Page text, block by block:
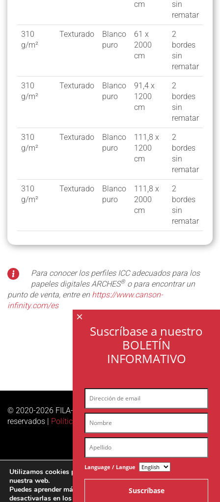
cm
sin
rematar
310
g/m²
Texturado
Blanco
puro
61 x
2000
cm
2
bordes
sin
rematar
310
g/m²
Texturado
Blanco
puro
91,4 x
1200
cm
2
bordes
sin
rematar
310
g/m²
Texturado
Blanco
puro
111,8 x
1200
cm
2
bordes
sin
rematar
310
g/m²
Texturado
Blanco
puro
111,8 x
2000
cm
2
bordes
sin
rematar
Para conocer los perfiles ICC adecuados para los
papeles digitales ARCHES® o para encontrar un
punto de venta, entre en https://www.canson-
infinity.com/es
© 2020-2026 FILA-ARCHES sas | Todos los derechos
reservados | Política de privacidad
Suscríbase a nuestro
BOLETÍN
INFORMATIVO
Language / Langue
×
Utilizamos cookies para ofrecerte la mejor experiencia en
nuestra web.
Puedes aprender más sobre qué cookies utilizamos o
desactivarlas en los